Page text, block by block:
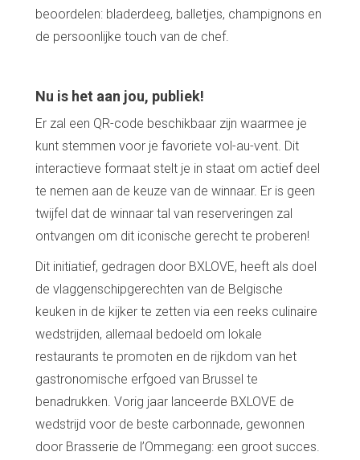
beoordelen: bladerdeeg, balletjes, champignons en
de persoonlijke touch van de chef.
Nu is het aan jou, publiek!
Er zal een QR-code beschikbaar zijn waarmee je
kunt stemmen voor je favoriete vol-au-vent. Dit
interactieve formaat stelt je in staat om actief deel
te nemen aan de keuze van de winnaar. Er is geen
twijfel dat de winnaar tal van reserveringen zal
ontvangen om dit iconische gerecht te proberen!
Dit initiatief, gedragen door BXLOVE, heeft als doel
de vlaggenschipgerechten van de Belgische
keuken in de kijker te zetten via een reeks culinaire
wedstrijden, allemaal bedoeld om lokale
restaurants te promoten en de rijkdom van het
gastronomische erfgoed van Brussel te
benadrukken. Vorig jaar lanceerde BXLOVE de
wedstrijd voor de beste carbonnade, gewonnen
door Brasserie de l’Ommegang: een groot succes.